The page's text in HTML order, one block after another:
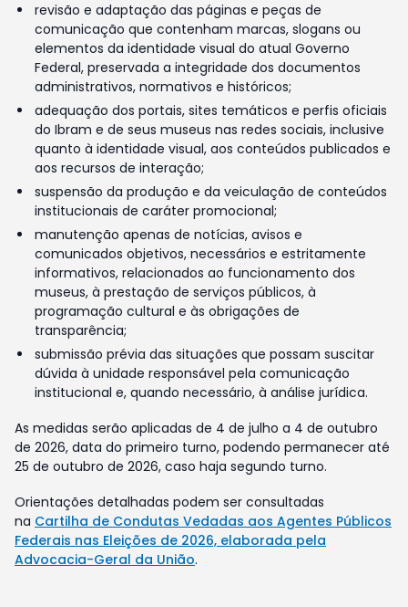
revisão e adaptação das páginas e peças de
comunicação que contenham marcas, slogans ou
elementos da identidade visual do atual Governo
Federal, preservada a integridade dos documentos
administrativos, normativos e históricos;
adequação dos portais, sites temáticos e perfis oficiais
do Ibram e de seus museus nas redes sociais, inclusive
quanto à identidade visual, aos conteúdos publicados e
aos recursos de interação;
suspensão da produção e da veiculação de conteúdos
institucionais de caráter promocional;
manutenção apenas de notícias, avisos e
comunicados objetivos, necessários e estritamente
informativos, relacionados ao funcionamento dos
museus, à prestação de serviços públicos, à
programação cultural e às obrigações de
transparência;
submissão prévia das situações que possam suscitar
dúvida à unidade responsável pela comunicação
institucional e, quando necessário, à análise jurídica.
As medidas serão aplicadas de 4 de julho a 4 de outubro
de 2026, data do primeiro turno, podendo permanecer até
25 de outubro de 2026, caso haja segundo turno.
Orientações detalhadas podem ser consultadas
na Cartilha de Condutas Vedadas aos Agentes Públicos
Federais nas Eleições de 2026, elaborada pela
Advocacia-Geral da União.